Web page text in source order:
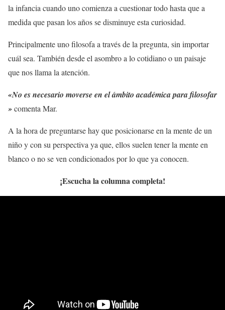
la infancia cuando uno comienza a cuestionar todo hasta que a
medida que pasan los años se disminuye esta curiosidad.
Principalmente uno filosofa a través de la pregunta, sin importar
cuál sea. También desde el asombro a lo cotidiano o un paisaje
que nos llama la atención.
«No es necesario moverse en el ámbito académica para filosofar
»comenta Mar.
A la hora de preguntarse hay que posicionarse en la mente de un
niño y con su perspectiva ya que, ellos suelen tener la mente en
blanco o no se ven condicionados por lo que ya conocen.
¡Escucha la columna completa!